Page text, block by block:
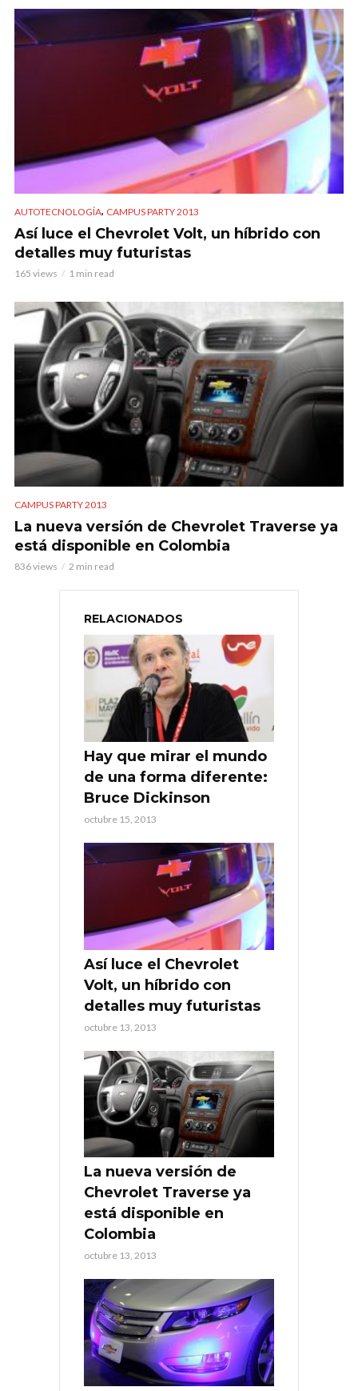
AUTOTECNOLOGÍA, CAMPUS PARTY 2013
Así luce el Chevrolet Volt, un híbrido con
detalles muy futuristas
165 views 1 min read
CAMPUS PARTY 2013
La nueva versión de Chevrolet Traverse ya
está disponible en Colombia
836 views 2 min read
RELACIONADOS
Hay que mirar el mundo
de una forma diferente:
Bruce Dickinson
octubre 15, 2013
Así luce el Chevrolet
Volt, un híbrido con
detalles muy futuristas
octubre 13, 2013
La nueva versión de
Chevrolet Traverse ya
está disponible en
Colombia
octubre 13, 2013